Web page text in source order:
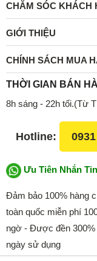
CHĂM SÓC KHÁCH
GIỚI THIỆU
CHÍNH SÁCH MUA
THỜI GIAN BÁN
8h sáng - 22h tối.(Từ
Hotline:
Ưu Tiên Nhắn
Đảm bảo 100% hàng
toàn quốc miễn phí
ngờ - Được đền 300%
ngày sử dụng